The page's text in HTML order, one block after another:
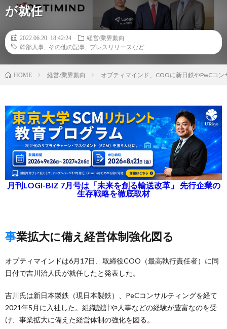
が就任
2022.06.20 18:42:24
経営/業界動向
幹部人事
その他の記事 プレスリリースなど
HOME 経営/業界動向 オプティマインド、COOに新日鉄やPwCコ
月刊LOGI-BIZ 7月号は「未来を創る輸送改革」 先行企業の
生存戦略を徹底取材
事業拡大に備え経営体制強化図る
オプティマインドは6月17日、取締役COO（最高執行責任者）に同
日付で吉川治人氏が就任したと発表した。
吉川氏は新日本製鉄（現日本製鉄）、PeCコンサルティングを経て
2021年5月に入社した。組織設計や人事などの経験が豊富なのを受
け、事業拡大に備えた経営体制の強化を図る。